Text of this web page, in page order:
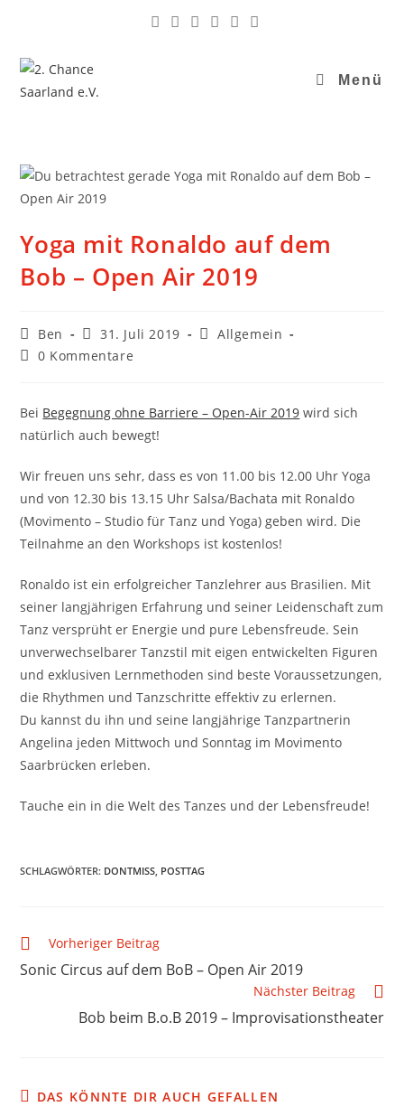
Menü
Yoga mit Ronaldo auf dem
Bob – Open Air 2019
Ben 31. Juli 2019
Allgemein
0 Kommentare
Bei Begegnung ohne Barriere – Open-Air 2019 wird sich
natürlich auch bewegt!
Wir freuen uns sehr, dass es von 11.00 bis 12.00 Uhr Yoga
und von 12.30 bis 13.15 Uhr Salsa/Bachata mit Ronaldo
(Movimento – Studio für Tanz und Yoga) geben wird. Die
Teilnahme an den Workshops ist kostenlos!
Ronaldo ist ein erfolgreicher Tanzlehrer aus Brasilien. Mit
seiner langjährigen Erfahrung und seiner Leidenschaft zum
Tanz versprüht er Energie und pure Lebensfreude. Sein
unverwechselbarer Tanzstil mit eigen entwickelten Figuren
und exklusiven Lernmethoden sind beste Voraussetzungen,
die Rhythmen und Tanzschritte effektiv zu erlernen.
Du kannst du ihn und seine langjährige Tanzpartnerin
Angelina jeden Mittwoch und Sonntag im Movimento
Saarbrücken erleben.
Tauche ein in die Welt des Tanzes und der Lebensfreude!
SCHLAGWÖRTER: DONTMISS, POSTTAG
Vorheriger Beitrag
Sonic Circus auf dem BoB – Open Air 2019
Nächster Beitrag
Bob beim B.o.B 2019 – Improvisationstheater
DAS KÖNNTE DIR AUCH GEFALLEN